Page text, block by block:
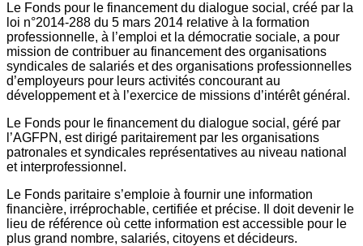
Le Fonds pour le financement du dialogue social, créé par la
loi n°2014-288 du 5 mars 2014 relative à la formation
professionnelle, à l’emploi et la démocratie sociale, a pour
mission de contribuer au financement des organisations
syndicales de salariés et des organisations professionnelles
d’employeurs pour leurs activités concourant au
développement et à l’exercice de missions d’intérêt général.
Le Fonds pour le financement du dialogue social, géré par
l’AGFPN, est dirigé paritairement par les organisations
patronales et syndicales représentatives au niveau national
et interprofessionnel.
Le Fonds paritaire s’emploie à fournir une information
financière, irréprochable, certifiée et précise. Il doit devenir le
lieu de référence où cette information est accessible pour le
plus grand nombre, salariés, citoyens et décideurs.